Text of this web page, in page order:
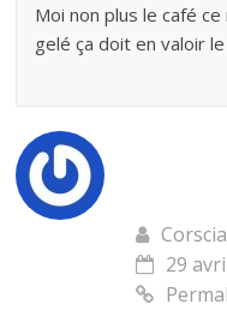
Moi non plus le café
gelé ça doit en valoir
Corscia
29